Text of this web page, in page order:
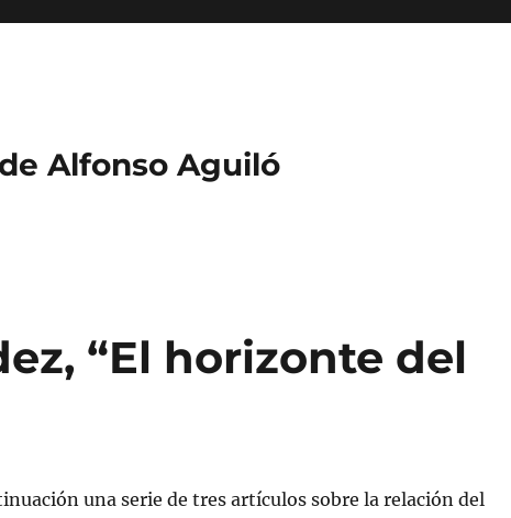
Alfonso Aguiló
“El horizonte del
una serie de tres artículos sobre la relación del